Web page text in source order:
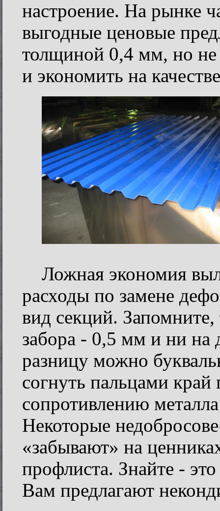
настроение. На рынке
выгодные ценовые
толщиной 0,4 мм, но не
и экономить на
Ложная экономия
расходы по замене
вид секций.
забора - 0,5 мм и ни на
разницу можно
согнуть пальцами
сопротивлению
Некоторые
«забывают» на
профлиста. Знайте -
Вам предлагают